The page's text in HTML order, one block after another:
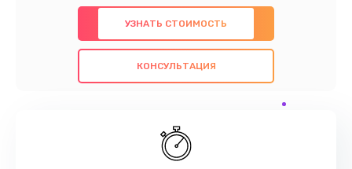
предлагаем быстрый и качественный ремонт с
использованием оригинальных компонентов, а
также гарантируем качество всех
проведенных работ. Наша цель - предоставить
обслуживание, удовлетворяя их потребности
наилучшим образом. Не медлите записаться на
УЗНАТЬ СТОИМОСТЬ
КОНСУЛЬТАЦИЯ